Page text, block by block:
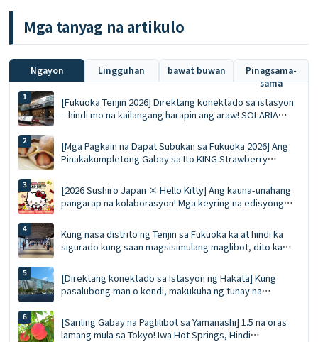
Mga tanyag na artikulo
Ngayon Lingguhan bawat buwan
Pinagsama-
sama
[Fukuoka Tenjin 2026] Direktang konektado sa istasyon
– hindi mo na kailangang harapin ang araw! SOLARIA
na mga pagkaing pinipila at listahan ng pamimili
[Mga Pagkain na Dapat Subukan sa Fukuoka 2026] Ang
Pinakakumpletong Gabay sa Ito KING Strawberry
ang mousse ace na eksklusibo sa tag-init
[2026 Sushiro Japan × Hello Kitty] Ang kauna-unahang
pangarap na kolaborasyon! Mga keyring na edisyong
kumpletong gabay sa limang tematikong restawran
Kung nasa distrito ng Tenjin sa Fukuoka ka at hindi ka
sigurado kung saan magsisimulang maglibot, dito ka
Underground Shopping Arcade | Pagkain, pamimili, at
mga souvenir nang sabay-sabay
[Direktang konektado sa Istasyon ng Hakata] Kung
pasalubong man o kendi, makukuha ng tunay na
MING. Ang Pinakahuling Gabay sa MING (Edisyon 2026)
[Sariling Gabay na Paglilibot sa Yamanashi] 1.5 na oras
lamang mula sa Tokyo! Iwa Hot Springs, Hindi